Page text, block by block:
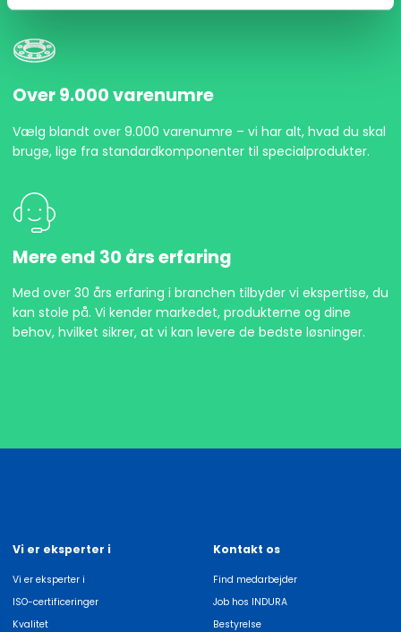
Over 9.000 varenumre
Vælg blandt over 9.000 varenumre – vi har alt, hvad du skal
bruge, lige fra standardkomponenter til specialprodukter.
Mere end 30 års erfaring
Med over 30 års erfaring i branchen tilbyder vi ekspertise, du
kan stole på. Vi kender markedet, produkterne og dine
behov, hvilket sikrer, at vi kan levere de bedste løsninger.
Vi er eksperter i
Vi er eksperter i
ISO-certificeringer
Kvalitet
Kontakt os
Find medarbejder
Job hos INDURA
Bestyrelse